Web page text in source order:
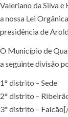
Valeriano da Silva e
a nossa Lei
presidência de
O Município de
a seguinte divisão
1° distrito – Sede
2° distrito –
3° distrito –